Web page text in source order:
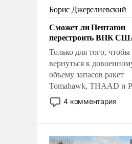
и ее реализация
поднимет наши боевые
возможности.
Борис Джерелиевский
Сможет ли Пентагон
перестроить ВПК
Только для того, чтобы
вернуться к
объему запасов ракет
Tomahawk, THAAD и
США потребуется более
лет. Даже небольшая
Сложившаяся ситуация
4 комментария